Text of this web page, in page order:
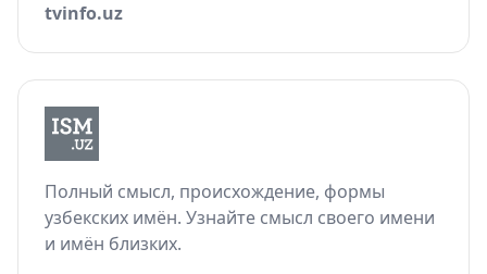
tvinfo.uz
Полный смысл, происхождение, формы
узбекских имён. Узнайте смысл своего имени
и имён близких.